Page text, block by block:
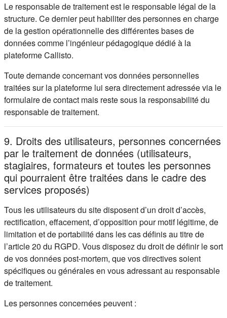
Le responsable de traitement est le responsable légal de la
structure. Ce dernier peut habiliter des personnes en charge
de la gestion opérationnelle des différentes bases de
données comme l’ingénieur pédagogique dédié à la
plateforme Callisto.
Toute demande concernant vos données personnelles
traitées sur la plateforme lui sera directement adressée via le
formulaire de contact mais reste sous la responsabilité du
responsable de traitement.
9. Droits des utilisateurs, personnes concernées
par le traitement de données (utilisateurs,
stagiaires, formateurs et toutes les personnes
qui pourraient être traitées dans le cadre des
services proposés)
Tous les utilisateurs du site disposent d’un droit d’accès,
rectification, effacement, d’opposition pour motif légitime, de
limitation et de portabilité dans les cas définis au titre de
l’article 20 du RGPD. Vous disposez du droit de définir le sort
de vos données post-mortem, que vos directives soient
spécifiques ou générales en vous adressant au responsable
de traitement.
Les personnes concernées peuvent :